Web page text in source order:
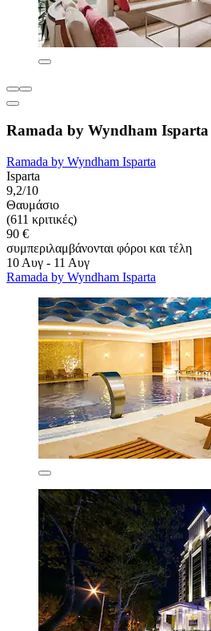
Ramada by Wyndham Isparta
Ramada by Wyndham Isparta
Isparta
9,2/10
Θαυμάσιο
(611 κριτικές)
90 €
συμπεριλαμβάνονται φόροι και τέλη
10 Αυγ - 11 Αυγ
Ramada by Wyndham Isparta